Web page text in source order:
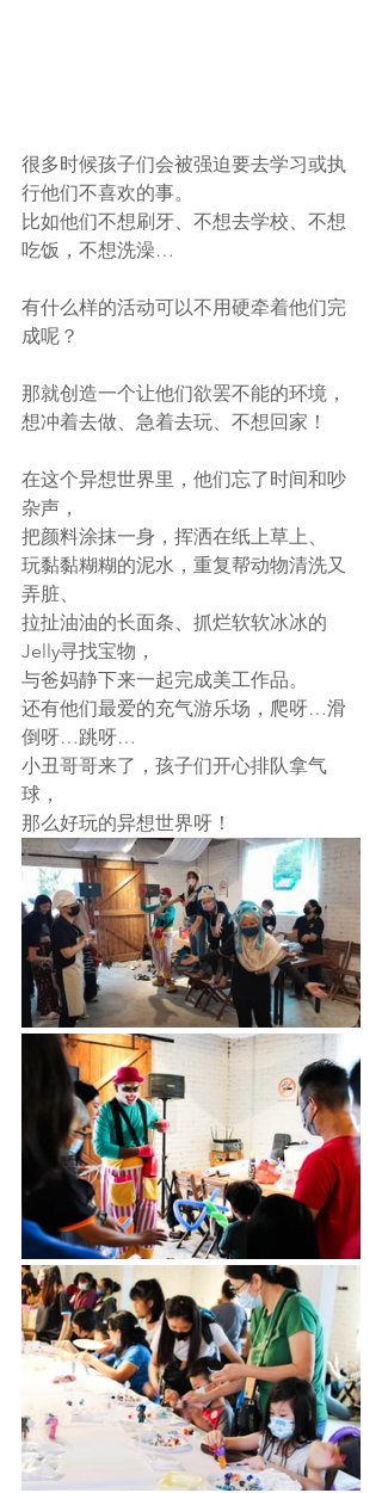
很多时候孩子们会被强迫要去学习或执
行他们不喜欢的事。
比如他们不想刷牙、不想去学校、不想
吃饭，不想洗澡…
有什么样的活动可以不用硬牵着他们完
成呢？
那就创造一个让他们欲罢不能的环境，
想冲着去做、急着去玩、不想回家！
在这个异想世界里，他们忘了时间和吵
杂声，
把颜料涂抹一身，挥洒在纸上草上、
玩黏黏糊糊的泥水，重复帮动物清洗又
弄脏、
拉扯油油的长面条、抓烂软软冰冰的
Jelly寻找宝物，
与爸妈静下来一起完成美工作品。
还有他们最爱的充气游乐场，爬呀…滑
倒呀…跳呀…
小丑哥哥来了，孩子们开心排队拿气
球，
那么好玩的异想世界呀！